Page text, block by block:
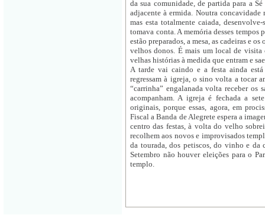
da sua comunidade, de partida para a
adjacente à ermida. Noutra
mas esta totalmente caiada,
tomava conta. A memória desses tempos
estão preparados, a mesa, as cadeiras e
velhos donos. É mais um local de visita
velhas histórias à medida que entram e
A tarde vai caindo e a festa ainda está
regressam à igreja, o sino volta a tocar
“carrinha” engalanada volta receber os
acompanham. A igreja é fechada a
originais, porque essas, agora, em
Fiscal a Banda de Alegrete espera a
centro das festas, à volta do velho
recolhem aos novos e improvisados
da tourada, dos petiscos, do vinho e
Setembro não houver eleições para o
templo.